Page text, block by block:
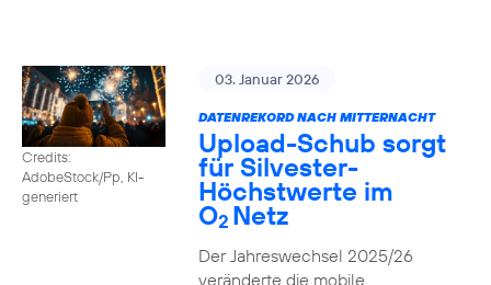
Credits:
AdobeStock/Pp, KI-
generiert
03. Januar 2026
DATENREKORD NACH MITTERNACHT
Upload-Schub sorgt
für Silvester-
Höchstwerte im
O2 Netz
Der Jahreswechsel 2025/26
veränderte die mobile